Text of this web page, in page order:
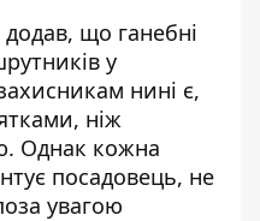
що ганебні
у
нині є,
ніж
Однак кожна
посадовець, не
увагою